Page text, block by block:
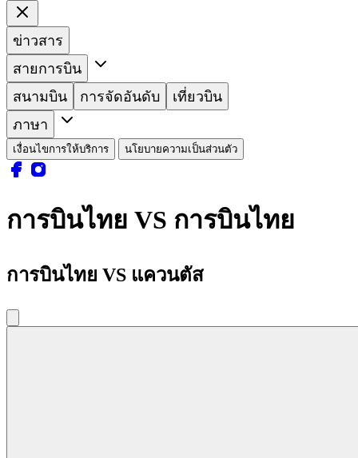
ข่าวสาร
สายการบิน
สนามบิน
การจัดอันดับ
เที่ยวบิน
ภาษา
เงื่อนไขการให้บริการ นโยบายความเป็นส่วนตัว
การบินไทย VS การบินไทย
การบินไทย VS แควนตัส